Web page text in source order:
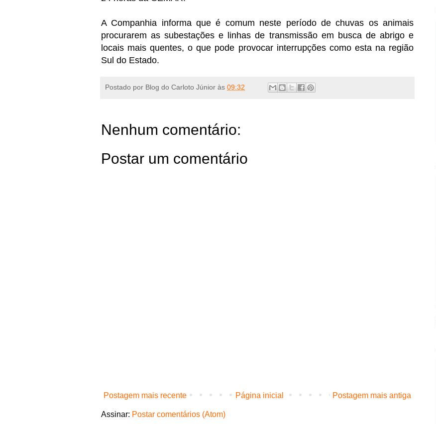
A Companhia informa que é comum neste período de chuvas os animais
procurarem as subestações e linhas de transmissão em busca de abrigo e
locais mais quentes, o que pode provocar interrupções como esta na região
Sul do Estado.
Postado por Blog do Carloto Júnior às 09:32
Nenhum comentário:
Postar um comentário
Postagem mais recente Postagem mais antiga
Página inicial
Assinar: Postar comentários (Atom)